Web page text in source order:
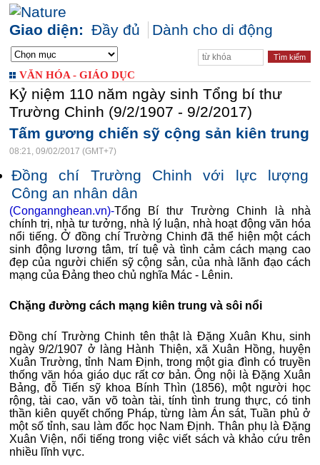
Giao diện: Đầy đủ Dành cho di động
VĂN HÓA - GIÁO DỤC
Kỷ niệm 110 năm ngày sinh Tổng bí thư
Trường Chinh (9/2/1907 - 9/2/2017)
Tấm gương chiến sỹ cộng sản kiên trung
08:21, 09/02/2017 (GMT+7)
Đồng chí Trường Chinh với lực lượng
Công an nhân dân
(Congannghean.vn)-Tổng Bí thư Trường Chinh là nhà
chính trị, nhà tư tưởng, nhà lý luận, nhà hoạt động văn hóa
nổi tiếng. Ở đồng chí Trường Chinh đã thể hiện một cách
sinh động lương tâm, trí tuệ và tình cảm cách mạng cao
đẹp của người chiến sỹ cộng sản, của nhà lãnh đạo cách
mạng của Đảng theo chủ nghĩa Mác - Lênin.
Chặng đường cách mạng kiên trung và sôi nổi
Đồng chí Trường Chinh tên thật là Đặng Xuân Khu, sinh
ngày 9/2/1907 ở làng Hành Thiện, xã Xuân Hồng, huyện
Xuân Trường, tỉnh Nam Định, trong một gia đình có truyền
thống văn hóa giáo dục rất cơ bản. Ông nội là Đặng Xuân
Bảng, đỗ Tiến sỹ khoa Bính Thìn (1856), một người học
rộng, tài cao, văn võ toàn tài, tính tình trung thực, có tinh
thần kiên quyết chống Pháp, từng làm Án sát, Tuần phủ ở
một số tỉnh, sau làm đốc học Nam Định. Thân phụ là Đặng
Xuân Viện, nổi tiếng trong việc viết sách và khảo cứu trên
nhiều lĩnh vực.